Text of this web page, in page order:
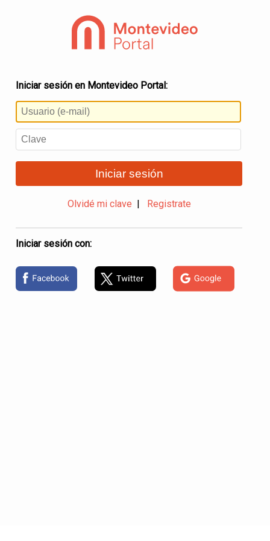
Iniciar sesión en Montevideo Portal:
Iniciar sesión
Olvidé mi clave Registrate
Iniciar sesión con: